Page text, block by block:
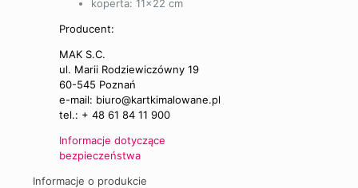
koperta: 11×22 cm
Producent:
MAK S.C.
ul. Marii Rodziewiczówny 19
60-545 Poznań
e-mail: biuro@kartkimalowane.pl
tel.: + 48 61 84 11 900
Informacje dotyczące
bezpieczeństwa
Informacje o produkcie